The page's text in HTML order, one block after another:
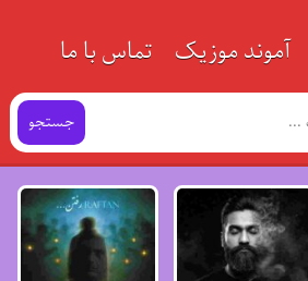
آموند موزیک تماس با ما
جستجو